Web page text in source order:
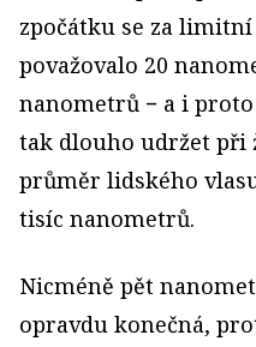
zpočátku se za
považovalo 20
nanometrů − a i
tak dlouho udržet při
průměr lidského
tisíc nanometrů.
Nicméně pět
opravdu konečná,